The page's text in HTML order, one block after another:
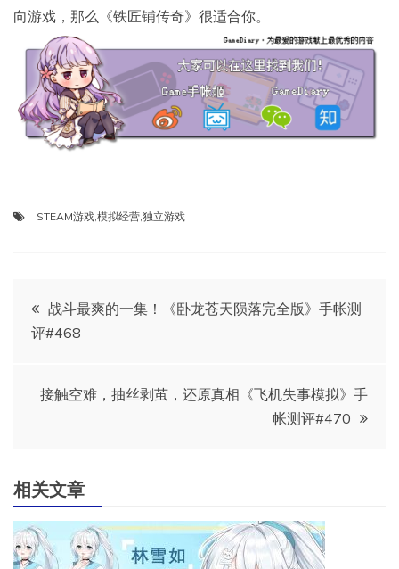
向游戏，那么《铁匠铺传奇》很适合你。
STEAM游戏 模拟经营 独立游戏
文
章
导
战斗最爽的一集！《卧龙苍天陨落完全版》手帐测
评#468
接触空难，抽丝剥茧，还原真相《飞机失事模拟》手
帐测评#470
相关文章